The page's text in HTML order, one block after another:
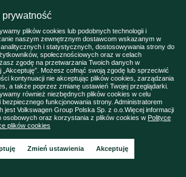
plików cookies lub podobnych technologii i
naszym zewnętrznym dostawcom wskazanym w
i statystycznych, dostosowywania strony do
społecznościowych oraz w celach
zgodę na przetwarzania Twoich danych w
Możesz cofnąć swoją zgodę lub sprzeciwić
kontynuacji nie akceptując plików cookies, zarządzania
a także poprzez zmianę ustawień Twojej przeglądarki.
również niezbędnych plików cookies w celu
funkcjonowania strony. Administratorem
jest Volkswagen Group Polska Sp. z o.o.Więcej informacji
osobowych oraz korzystania z plików cookies w Polityce
plików cookies
Zmień ustawienia Akceptuję